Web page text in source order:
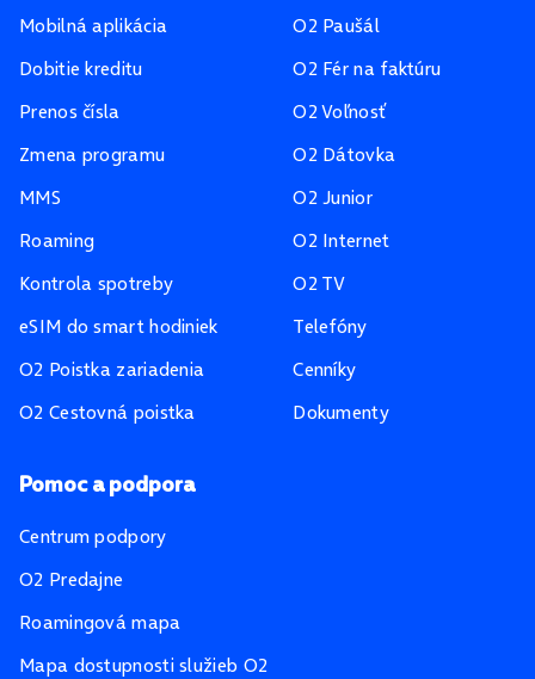
Mobilná aplikácia
Dobitie kreditu
Prenos čísla
Zmena programu
MMS
Roaming
Kontrola spotreby
eSIM do smart hodiniek
O2 Poistka zariadenia
O2 Cestovná poistka
O2 Paušál
O2 Fér na faktúru
O2 Voľnosť
O2 Dátovka
O2 Junior
O2 Internet
O2 TV
Telefóny
Cenníky
Dokumenty
Pomoc a podpora
Centrum podpory
O2 Predajne
Roamingová mapa
Mapa dostupnosti služieb O2